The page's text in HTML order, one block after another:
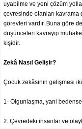
uyabilme ve yeni çözüm
çevresinde olanları
görevleri vardır. Buna göre
düşünceleri kavrayıp
kişidir.
Zekâ Nasıl Gelişir?
Çocuk zekâsının gelişmesi
1- Olgunlaşma, yani
2. Çevredeki insanlar ve